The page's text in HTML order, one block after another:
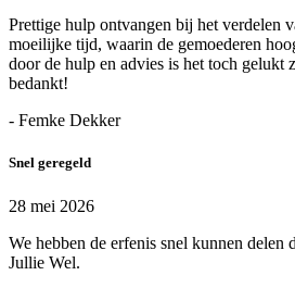
Prettige hulp ontvangen bij het verdelen
moeilijke tijd, waarin de gemoederen
door de hulp en advies is het toch gelukt
bedankt!
- Femke Dekker
Snel geregeld
28 mei 2026
We hebben de erfenis snel kunnen
Jullie Wel.